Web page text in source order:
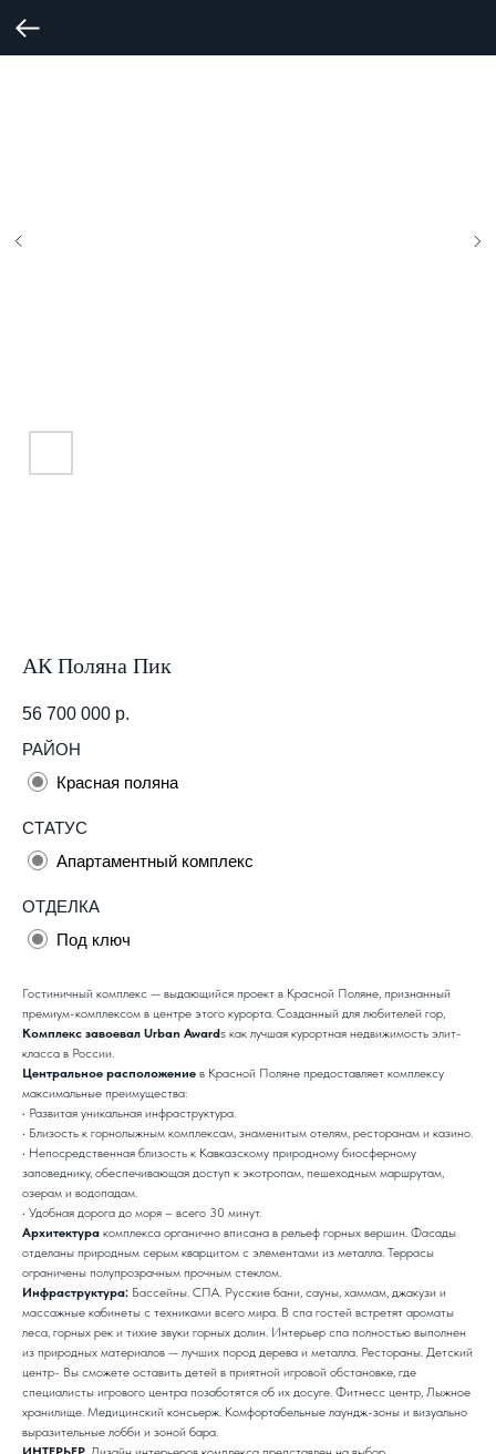
АК Поляна Пик
56 700 000 р.
РАЙОН
Красная поляна
СТАТУС
Апартаментный комплекс
ОТДЕЛКА
Под ключ
Гостиничный комплекс — выдающийся проект в Красной Поляне, признанный
премиум-комплексом в центре этого курорта. Созданный для любителей гор,
Комплекс завоевал Urban Awards как лучшая курортная недвижимость элит-
класса в России.
Центральное расположение в Красной Поляне предоставляет комплексу
максимальные преимущества:
• Развитая уникальная инфраструктура.
• Близость к горнолыжным комплексам, знаменитым отелям, ресторанам и казино.
• Непосредственная близость к Кавказскому природному биосферному
заповеднику, обеспечивающая доступ к экотропам, пешеходным маршрутам,
озерам и водопадам.
• Удобная дорога до моря – всего 30 минут.
Архитектура комплекса органично вписана в рельеф горных вершин. Фасады
отделаны природным серым кварцитом с элементами из металла. Террасы
ограничены полупрозрачным прочным стеклом.
Инфраструктура: Бассейны. СПА. Русские бани, сауны, хаммам, джакузи и
массажные кабинеты с техниками всего мира. В спа гостей встретят ароматы
леса, горных рек и тихие звуки горных долин. Интерьер спа полностью выполнен
из природных материалов — лучших пород дерева и металла. Рестораны. Детский
центр- Вы сможете оставить детей в приятной игровой обстановке, где
специалисты игрового центра позаботятся об их досуге. Фитнесс центр, Лыжное
хранилище. Медицинский консьерж. Комфортабельные лаундж-зоны и визуально
выразительные лобби и зоной бара.